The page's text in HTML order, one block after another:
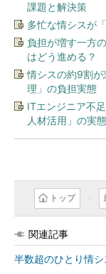
課題と解決策
多忙な情シスが
負担が増す一方
はどう進める？
情シスの約9割
理」の負担実態
ITエンジニア不
人材活用」の実態
トップ
関連記事
半数超のひとり情シ